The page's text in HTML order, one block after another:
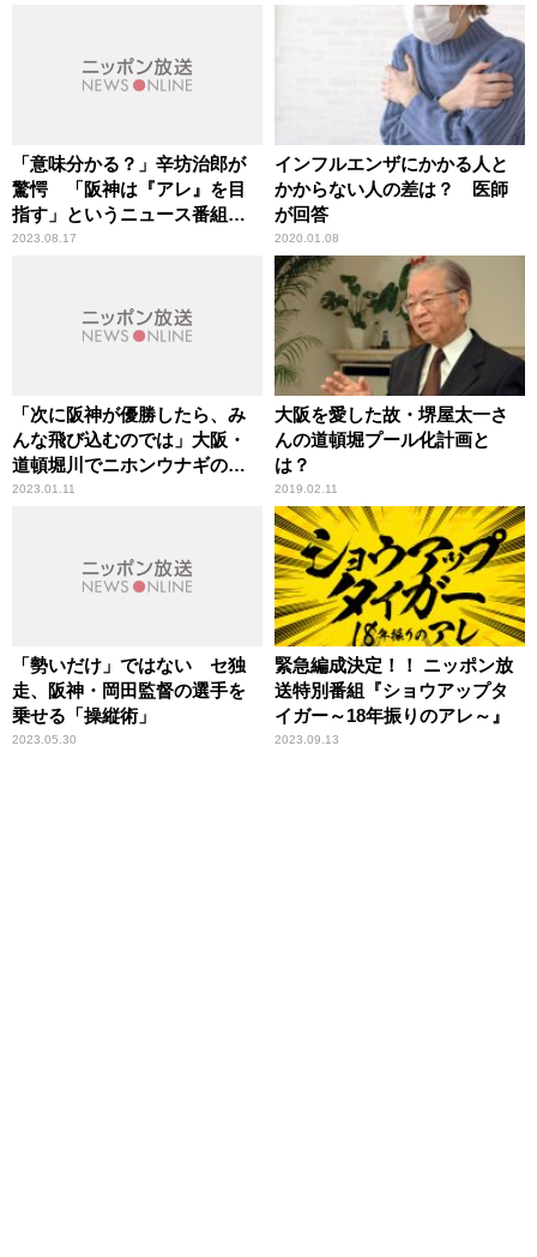
「意味分かる？」辛坊治郎が
驚愕 「阪神は『アレ』を目
指す」というニュース番組の
原稿
2023.08.17
インフルエンザにかかる人と
かからない人の差は？ 医師
が回答
2020.01.08
「次に阪神が優勝したら、み
んな飛び込むのでは」大阪・
道頓堀川でニホンウナギの生
息確認で、辛坊治郎が警鐘
2023.01.11
大阪を愛した故・堺屋太一さ
んの道頓堀プール化計画と
は？
2019.02.11
「勢いだけ」ではない セ独
走、阪神・岡田監督の選手を
乗せる「操縦術」
2023.05.30
緊急編成決定！！ ニッポン放
送特別番組『ショウアップタ
イガー～18年振りのアレ～』
2023.09.13